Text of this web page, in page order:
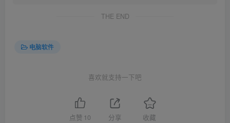
THE END
电脑软件
喜欢就支持一下吧
点赞 10 分享 收藏